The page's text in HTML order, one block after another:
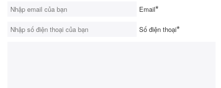
Email*
Số điện thoại*